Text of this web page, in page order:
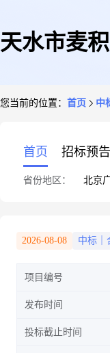
天水市麦
您当前的位置： 首页 中
首页 招标预告
省份地区： 北京
2026-08-08 中标｜
项目编号
发布时间
投标截止时间